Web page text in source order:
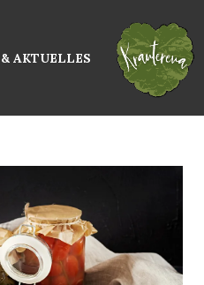
AKTUELLES